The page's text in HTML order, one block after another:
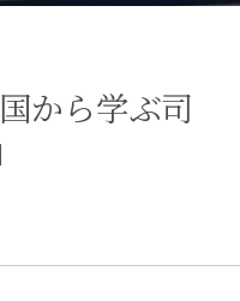
から学ぶ司